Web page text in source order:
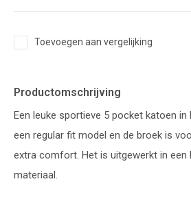
Toevoegen aan vergelijking
Productomschrijving
Een leuke sportieve 5 pocket katoen in
een regular fit model en de broek is
extra comfort. Het is uitgewerkt in een
materiaal.